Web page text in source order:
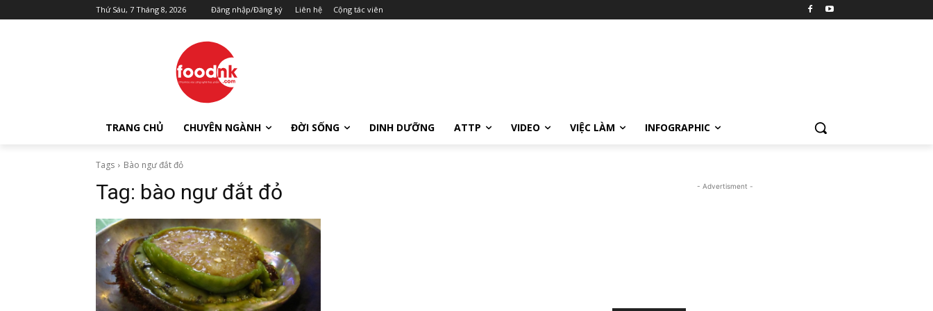
Thứ Sáu, 7 Tháng 8, 2026 Đăng nhập/Đăng ký Liên hệ Cộng tác viên
TRANG CHỦ CHUYÊN NGÀNH ĐỜI SỐNG DINH DƯỠNG ATTP VIDEO VIỆC LÀM INFOGRAPHIC
Tags Bào ngư đắt đỏ
Tag: bào ngư đắt đỏ - Advertisment -